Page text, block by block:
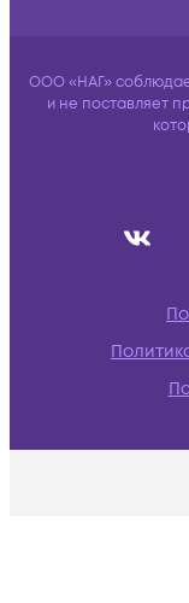
ООО «НАГ»
и не поставляет